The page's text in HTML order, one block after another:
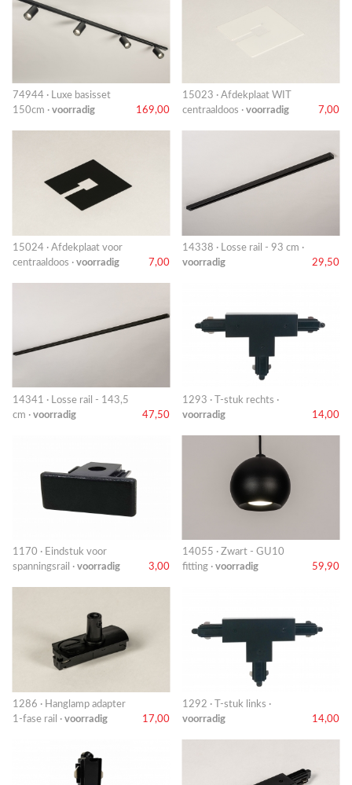
74944 · Luxe basisset
150cm · voorradig 169,00
15023 · Afdekplaat WIT
centraaldoos · voorradig 7,00
15024 · Afdekplaat voor
centraaldoos · voorradig 7,00
14338 · Losse rail - 93 cm ·
voorradig
29,50
14341 · Losse rail - 143,5
cm · voorradig 47,50
1293 · T-stuk rechts ·
voorradig
14,00
1170 · Eindstuk voor
spanningsrail · voorradig 3,00
14055 · Zwart - GU10
fitting · voorradig 59,90
1286 · Hanglamp adapter
1-fase rail · voorradig 17,00
1292 · T-stuk links ·
voorradig
14,00